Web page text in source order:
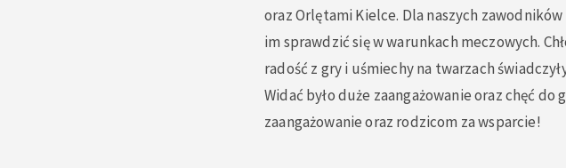
oraz Orlętami Kielce. Dla naszych
im sprawdzić się w warunkach meczowych.
radość z gry i uśmiechy na twarzach
Widać było duże zaangażowanie oraz chęć
zaangażowanie oraz rodzicom za wsparcie!